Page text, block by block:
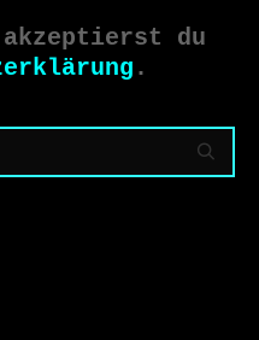
akzeptierst du
.